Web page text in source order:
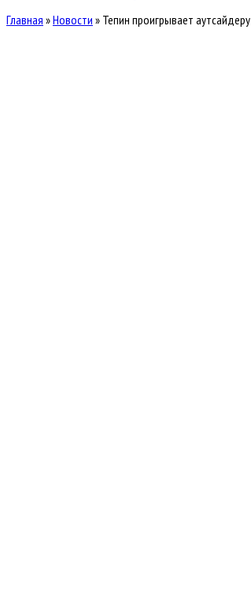
Главная »Новости » Тепин проигрывает аутсайдеру